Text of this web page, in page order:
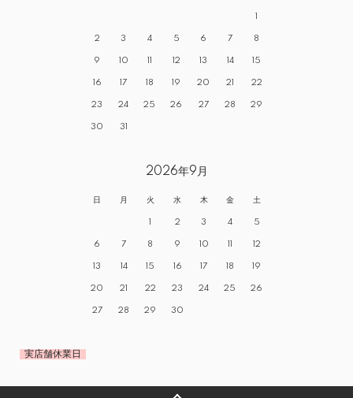
1
2 3 4 5 6 7 8
9 10 11 12 13 14 15
16 17 18 19 20 21 22
23 24 25 26 27 28 29
30 31
2026年9月
日 月 火 水 木 金 土
1 2 3 4 5
6 7 8 9 10 11 12
13 14 15 16 17 18 19
20 21 22 23 24 25 26
27 28 29 30
実店舗休業日